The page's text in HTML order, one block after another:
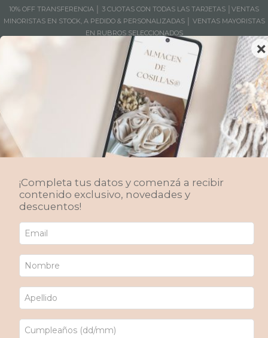
10% OFF TRANSFERENCIA │ 3 CUOTAS CON TODAS LAS TARJETAS │VENTAS
MINORISTAS EN STOCK, A PEDIDO & PERSONALIZADAS │ VENTAS MAYORISTAS
EN RUBROS SELECCIONADOS
0
Fundas
Fundas resistentes y elegantes, Productos en Stock y Preorder (A Pedido).
Inicio / Productos / Decoración Textil / Almohadones
Fundas
×
¡Completa tus datos y comenzá a recibir
contenido exclusivo, novedades y
descuentos!